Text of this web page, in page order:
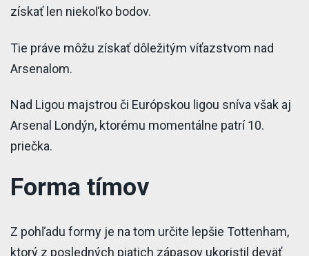
získať len niekoľko bodov.
Tie práve môžu získať dôležitým víťazstvom nad
Arsenalom.
Nad Ligou majstrou či Európskou ligou sníva však aj
Arsenal Londýn, ktorému momentálne patrí 10.
priečka.
Forma tímov
Z pohľadu formy je na tom určite lepšie Tottenham,
ktorý z posledných piatich zápasov ukoristil deväť